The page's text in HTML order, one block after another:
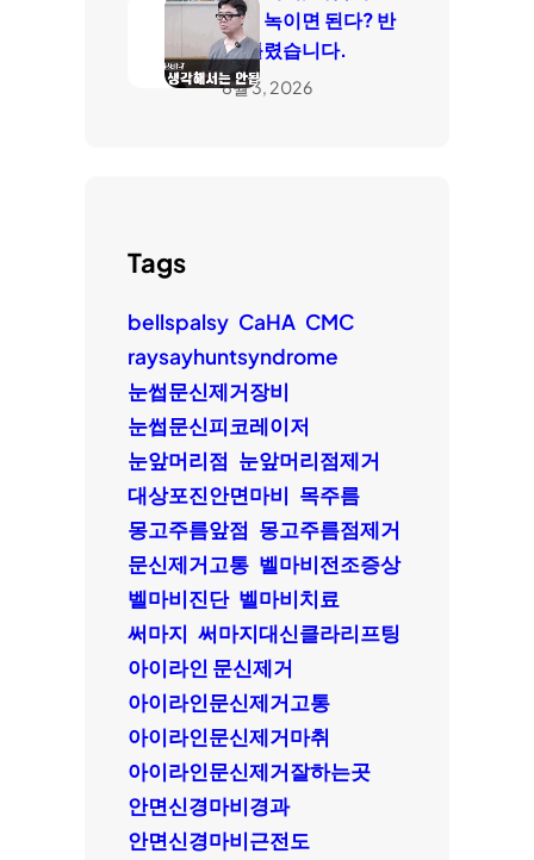
들면 녹이면 된다? 반
은 틀렸습니다.
8월 3, 2026
Tags
bellspalsy CaHA CMC
raysayhuntsyndrome
눈썹문신제거장비
눈썹문신피코레이저
눈앞머리점 눈앞머리점제거
대상포진안면마비 목주름
몽고주름앞점 몽고주름점제거
문신제거고통 벨마비전조증상
벨마비진단 벨마비치료
써마지 써마지대신클라리프팅
아이라인 문신제거
아이라인문신제거고통
아이라인문신제거마취
아이라인문신제거잘하는곳
안면신경마비경과
안면신경마비근전도